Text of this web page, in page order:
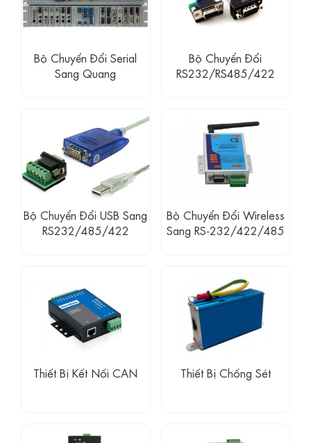
Bộ Chuyển Đổi Serial
Sang Quang
Bộ Chuyển Đổi
RS232/RS485/422
Bộ Chuyển Đổi USB Sang
RS232/485/422
Bộ Chuyển Đổi Wireless
Sang RS-232/422/485
Thiết Bị Kết Nối CAN Thiết Bị Chống Sét